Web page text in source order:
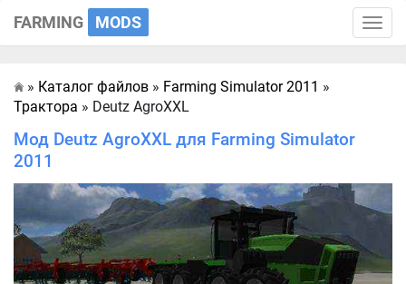
Toggle
FARMING MODS
Главная
» Каталог файлов » Farming Simulator 2011 »
Трактора » Deutz AgroXXL
Мод Deutz AgroXXL для Farming Simulator
2011